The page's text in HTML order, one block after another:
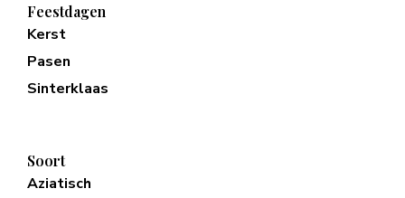
Feestdagen
Kerst
Pasen
Sinterklaas
Soort
Aziatisch